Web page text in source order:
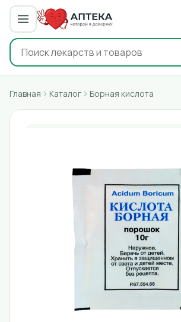
Главная Каталог Борная кислота